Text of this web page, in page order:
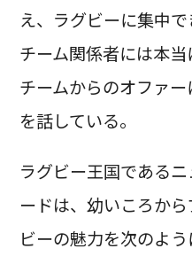
え、ラグビーに集中
チーム関係者には本当
チームからのオファ
を話している。
ラグビー王国である
ードは、幼いころか
ビーの魅力を次のよう